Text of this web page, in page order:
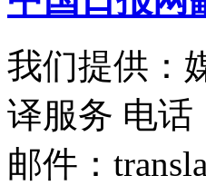
我们提供：
译服务 电话
邮件：